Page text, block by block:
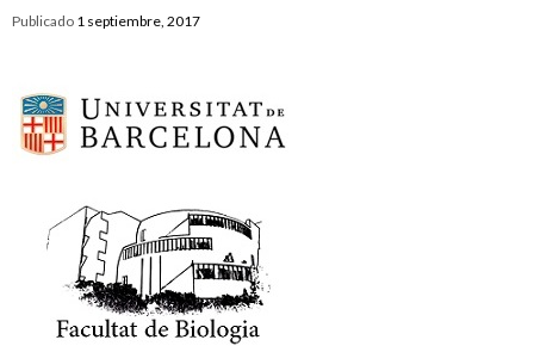
Publicado 1 septiembre, 2017